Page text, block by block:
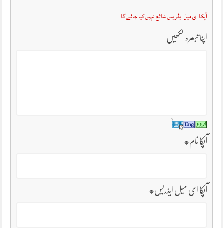
آپکا ای میل ایڈریس شائع نہیں کیا جائے گا
اپنا تبصرہ لکھیں
آپکا نام*
آپکا ای میل ایڈریس*